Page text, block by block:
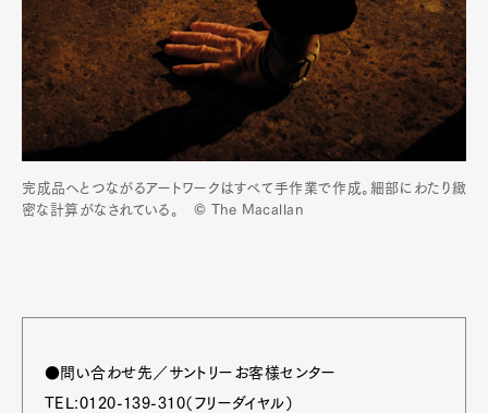
完成品へとつながるアートワークはすべて手作業で作成。細部にわたり緻
密な計算がなされている。 © The Macallan
●問い合わせ先／サントリーお客様センター
TEL:0120-139-310（フリーダイヤル）